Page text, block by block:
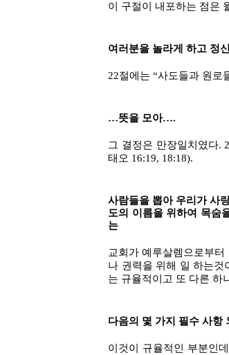
이 구절이 내포하는 점은
여러분을 놀라게 하고 정
22절에는 “사도들과 원로
…뜻을 모아….
그 결정은 만장일치였다.
태오 16:19, 18:18).
사람들을 뽑아 우리가 사
도의 이름을 위하여 목숨
는
교회가 예루살렘으로부
나 권력을 위해 일 하는것
는 규율적이고 또 다른 하
다음의 몇 가지 필수 사항
이것이 규율적인 부분인